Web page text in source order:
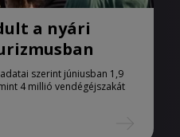
a nyári
szerint júniusban 1,9
4 millió vendégéjszakát